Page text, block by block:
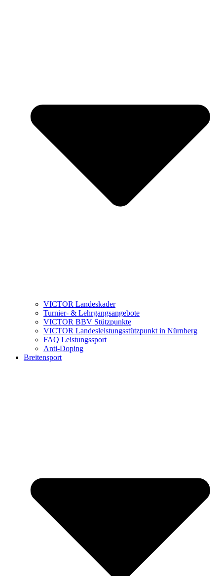
VICTOR Landeskader
Turnier- & Lehrgangsangebote
VICTOR BBV Stützpunkte
VICTOR Landesleistungsstützpunkt in Nürnberg
FAQ Leistungssport
Anti-Doping
Breitensport